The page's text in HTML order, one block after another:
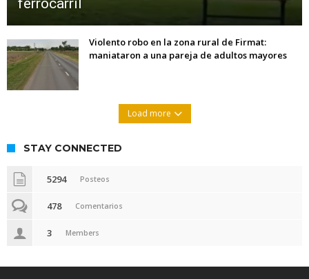
ferrocarril
Violento robo en la zona rural de Firmat:
maniataron a una pareja de adultos mayores
Load more
STAY CONNECTED
5294 Posteos
478 Comentarios
3 Members